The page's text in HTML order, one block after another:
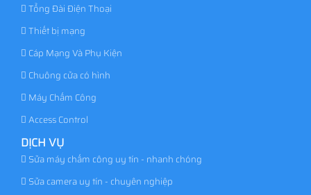
Tổng Đài Điện Thoại
Thiết bị mạng
Cáp Mạng Và Phụ Kiện
Chuông cửa có hình
Máy Chấm Công
Access Control
DỊCH VỤ
Sửa máy chấm công uy tín - nhanh chóng
Sửa camera uy tín - chuyên nghiệp